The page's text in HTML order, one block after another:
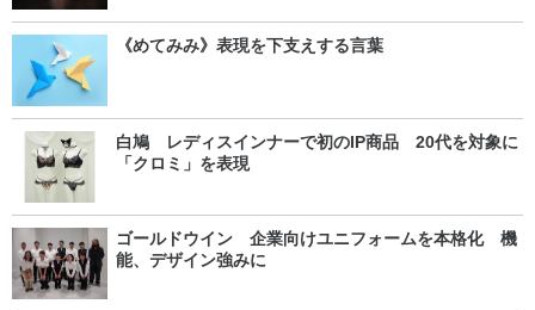
《めてみみ》表現を下支えする言葉
白鳩 レディスインナーで初のIP商品 20代を対象に
「クロミ」を表現
ゴールドウイン 企業向けユニフォームを本格化 機
能、デザイン強みに